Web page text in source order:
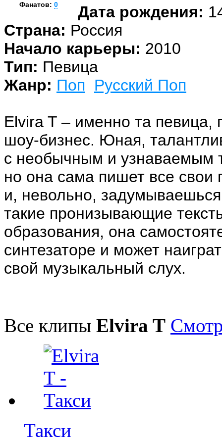
Фанатов: 0 Дата рождения:
Страна: Россия
Начало карьеры: 2010
Тип: Певица
Жанр: Поп Русский Поп
Elvira T – именно та певица,
шоу-бизнес. Юная,
с необычным и узнаваемым
но она сама пишет все свои
и, невольно,
такие пронизывающие
образования, она
синтезаторе и может
свой музыкальный слух.
Все клипы Elvira T
Такси